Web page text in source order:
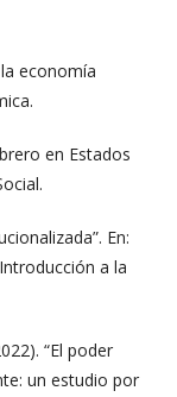
economía
en Estados
En:
a la
“El poder
un estudio por